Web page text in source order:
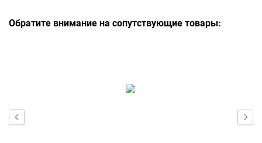
Обратите внимание на сопутствующие товары: